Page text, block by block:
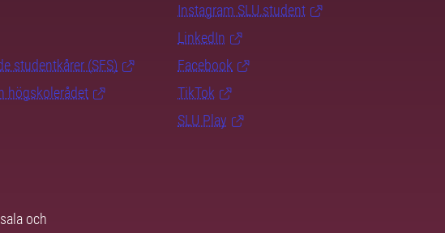
studentkårer (SFS)
högskolerådet
Instagram SLU.student
LinkedIn
Facebook
TikTok
SLU Play
och